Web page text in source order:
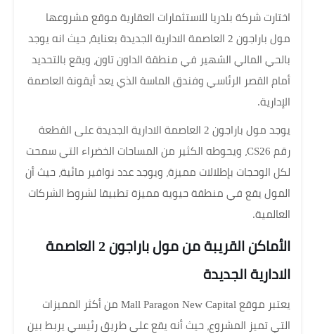
اختارت شركة بلدريا للاستثمارات العقارية موقع مشروعها
مول باراجون 2 العاصمة الادارية الجديدة بعناية، حيث انه يوجد
بالحي المالي الشهير في منطقة الداون تاون، ويقع بالتحديد
أمام القصر الرئاسي وفندق الماسة الذي يعد أيقونة العاصمة
الإدارية.
يوجد مول باراجون 2 العاصمة الادارية الجديدة على القطعة
رقم CS26، ويحوطه الكثير من المساحات الخضراء التي سمحت
لكل الوحجات بإطلالات مميزة، ويوجد عدد نوافير مائية، حيث أن
المول يقع في منطقة حيوية مميزة تطبيقا لشروط الشركات
العالمية.
الأماكن القريبة من مول باراجون 2 العاصمة
الادارية الجديدة
يعتبر موقع Mall Paragon New Capital من أكثر المميزات
التي تميز المشروع، حيث أنه يقع على طريق رئيسي يربط بين